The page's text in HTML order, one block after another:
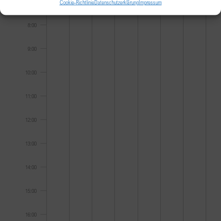
8:00
9:00
10:00
11:00
12:00
13:00
14:00
15:00
16:00